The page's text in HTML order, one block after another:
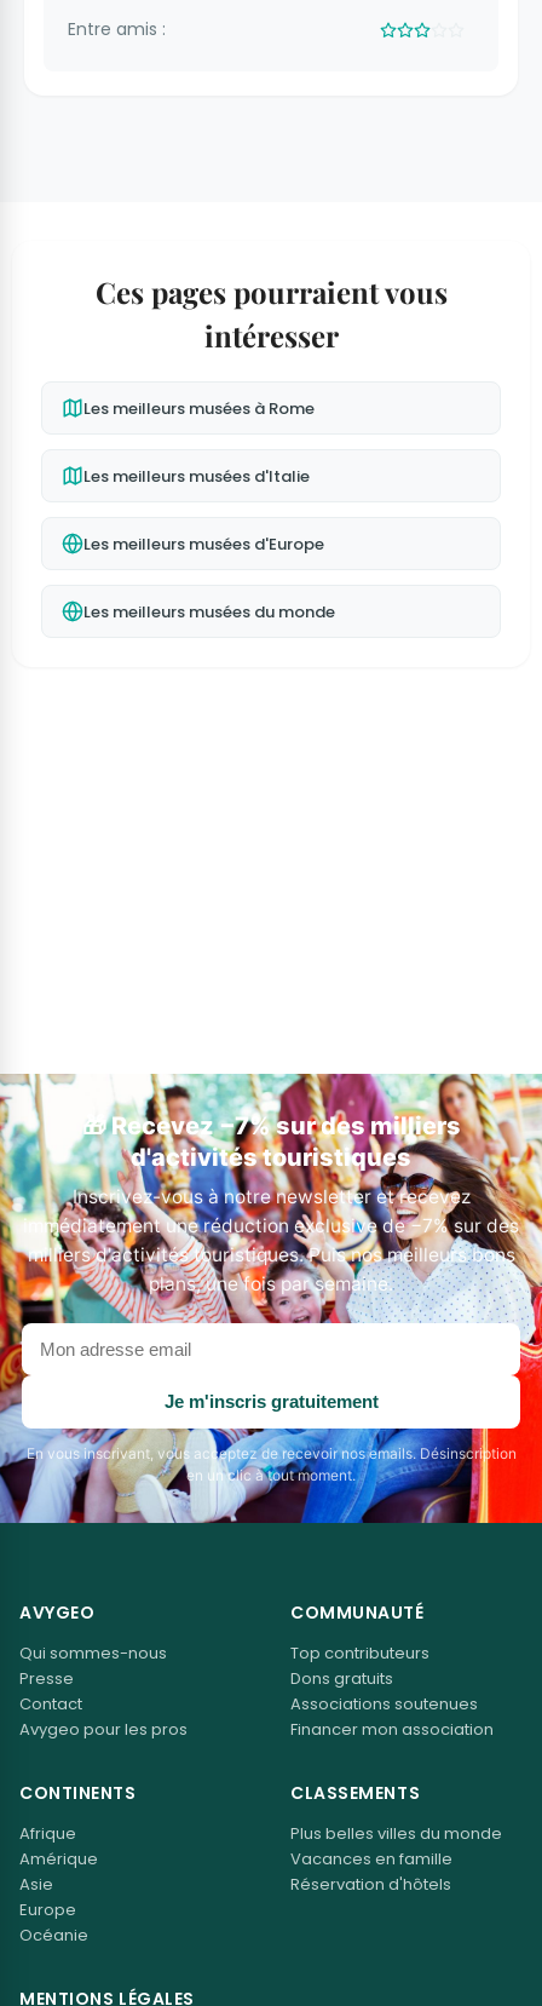
Entre amis :
Ces pages pourraient vous
intéresser
Les meilleurs musées à Rome
Les meilleurs musées d'Italie
Les meilleurs musées d'Europe
Les meilleurs musées du monde
🎁 Recevez −7% sur des milliers
d'activités touristiques
Inscrivez-vous à notre newsletter et recevez
immédiatement une réduction exclusive de −7% sur des
milliers d'activités touristiques. Puis nos meilleurs bons
plans, une fois par semaine.
Votre
adresse
email
Je m'inscris gratuitement
En vous inscrivant, vous acceptez de recevoir nos emails. Désinscription
en un clic à tout moment.
AVYGEO
Qui sommes-nous
Presse
Contact
Avygeo pour les pros
COMMUNAUTÉ
Top contributeurs
Dons gratuits
Associations soutenues
Financer mon association
CONTINENTS
Afrique
Amérique
Asie
Europe
Océanie
CLASSEMENTS
Plus belles villes du monde
Vacances en famille
Réservation d'hôtels
MENTIONS LÉGALES